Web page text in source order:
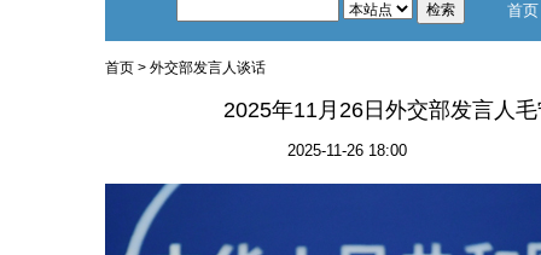
首页
首页> 外交部发言人谈话
2025年11月26日外交部发言人
2025-11-26 18:00